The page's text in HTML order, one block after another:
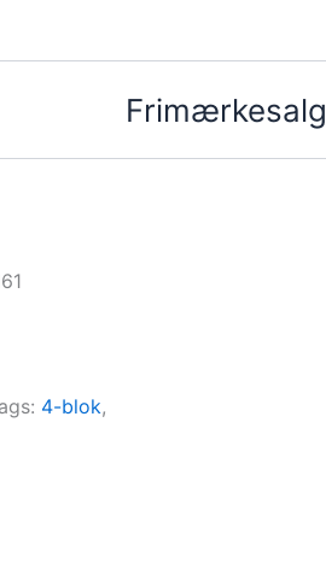
Frimærkesalg
4-blok,